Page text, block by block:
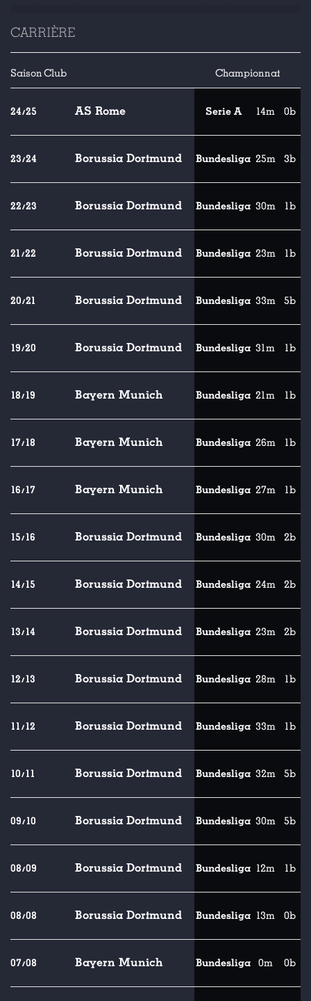
CARRIÈRE
SaisonClub Championnat
24/25 AS Rome Serie A 14m 0b
23/24 Borussia Dortmund Bundesliga 25m 3b
22/23 Borussia Dortmund Bundesliga 30m 1b
21/22 Borussia Dortmund Bundesliga 23m 1b
20/21 Borussia Dortmund Bundesliga 33m 5b
19/20 Borussia Dortmund Bundesliga 31m 1b
18/19 Bayern Munich Bundesliga 21m 1b
17/18 Bayern Munich Bundesliga 26m 1b
16/17 Bayern Munich Bundesliga 27m 1b
15/16 Borussia Dortmund Bundesliga 30m 2b
14/15 Borussia Dortmund Bundesliga 24m 2b
13/14 Borussia Dortmund Bundesliga 23m 2b
12/13 Borussia Dortmund Bundesliga 28m 1b
11/12 Borussia Dortmund Bundesliga 33m 1b
10/11 Borussia Dortmund Bundesliga 32m 5b
09/10 Borussia Dortmund Bundesliga 30m 5b
08/09 Borussia Dortmund Bundesliga 12m 1b
08/08 Borussia Dortmund Bundesliga 13m 0b
07/08 Bayern Munich Bundesliga 0m 0b